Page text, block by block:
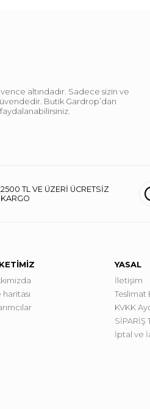
altındadır. Sadece sizin ve
Butik Gardrop’dan
2500 TL VE ÜZERİ ÜCRETSİZ
KARGO
haritası
YASAL
İletişim
Teslimat
KVKK
SİPARİŞ
İptal ve